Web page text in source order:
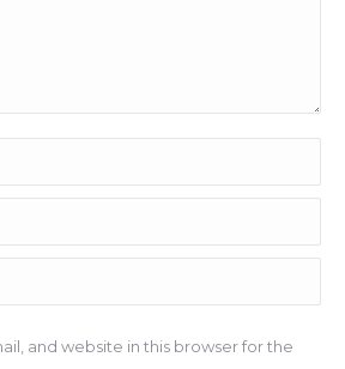
and website in this browser for the